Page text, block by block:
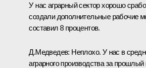
У нас аграрный сектор хорошо
создали дополнительные рабочие
составил 8 процентов.
Д.Медведев: Неплохо. У нас в
аграрного производства за прошлый